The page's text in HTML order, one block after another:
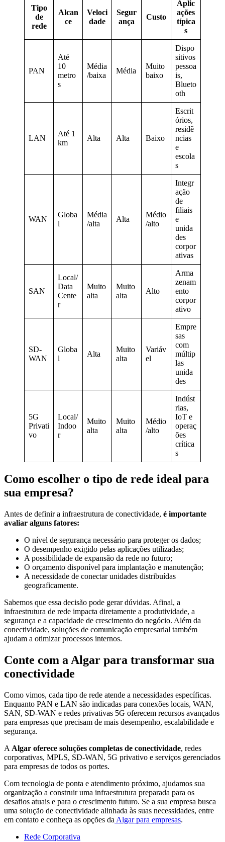
Tipo
de
rede
Alcan
ce
Veloci
dade
Segur
ança
Custo
Aplic
ações
típica
s
PAN
Até
10
metro
s
Média
/baixa
Média
Muito
baixo
Dispo
sitivos
pessoa
is,
Blueto
oth
LAN
Até 1
km
Alta Alta Baixo
Escrit
órios,
residê
ncias
e
escola
s
WAN
Globa
l
Média
/alta
Alta
Médio
/alto
Integr
ação
de
filiais
e
unida
des
corpor
ativas
SAN
Local/
Data
Cente
r
Muito
alta
Muito
alta
Alto
Arma
zenam
ento
corpor
ativo
SD-
WAN
Globa
l
Alta
Muito
alta
Variáv
el
Empre
sas
com
múltip
las
unida
des
5G
Privati
vo
Local/
Indoo
r
Muito
alta
Muito
alta
Médio
/alto
Indúst
rias,
IoT e
operaç
ões
crítica
s
Como escolher o tipo de rede ideal para
sua empresa?
Antes de definir a infraestrutura de conectividade, é importante
avaliar alguns fatores:
O nível de segurança necessário para proteger os dados;
O desempenho exigido pelas aplicações utilizadas;
A possibilidade de expansão da rede no futuro;
O orçamento disponível para implantação e manutenção;
A necessidade de conectar unidades distribuídas
geograficamente.
Sabemos que essa decisão pode gerar dúvidas. Afinal, a
infraestrutura de rede impacta diretamente a produtividade, a
segurança e a capacidade de crescimento do negócio. Além da
conectividade, soluções de comunicação empresarial também
ajudam a otimizar processos internos.
Conte com a Algar para transformar sua
conectividade
Como vimos, cada tipo de rede atende a necessidades específicas.
Enquanto PAN e LAN são indicadas para conexões locais, WAN,
SAN, SD-WAN e redes privativas 5G oferecem recursos avançados
para empresas que precisam de mais desempenho, escalabilidade e
segurança.
A Algar oferece soluções completas de conectividade, redes
corporativas, MPLS, SD-WAN, 5G privativo e serviços gerenciados
para empresas de todos os portes.
Com tecnologia de ponta e atendimento próximo, ajudamos sua
organização a construir uma infraestrutura preparada para os
desafios atuais e para o crescimento futuro. Se a sua empresa busca
uma solução de conectividade alinhada às suas necessidades, entre
em contato e conheça as opções da Algar para empresas.
Rede Corporativa